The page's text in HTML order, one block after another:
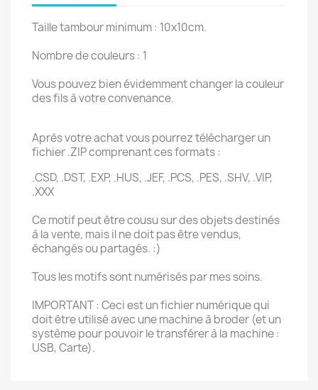
Taille tambour minimum : 10x10cm.
Nombre de couleurs : 1
Vous pouvez bien évidemment changer la couleur
des fils à votre convenance.
Après votre achat vous pourrez télécharger un
fichier .ZIP comprenant ces formats :
.CSD, .DST, .EXP, .HUS, .JEF, .PCS, .PES, .SHV, .VIP,
.XXX
Ce motif peut être cousu sur des objets destinés
à la vente, mais il ne doit pas être vendus,
échangés ou partagés. :)
Tous les motifs sont numérisés par mes soins.
IMPORTANT : Ceci est un fichier numérique qui
doit être utilisé avec une machine à broder (et un
système pour pouvoir le transférer à la machine :
USB, Carte).